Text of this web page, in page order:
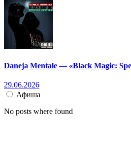
Daneja Mentale — «Black Magic:
29.06.2026
Афиша
No posts where found